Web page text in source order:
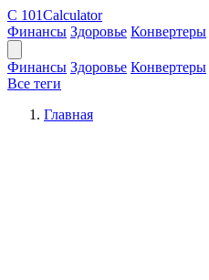
C 101Calculator
Финансы Здоровье Конвертеры
Финансы Здоровье Конвертеры
Все теги
Главная